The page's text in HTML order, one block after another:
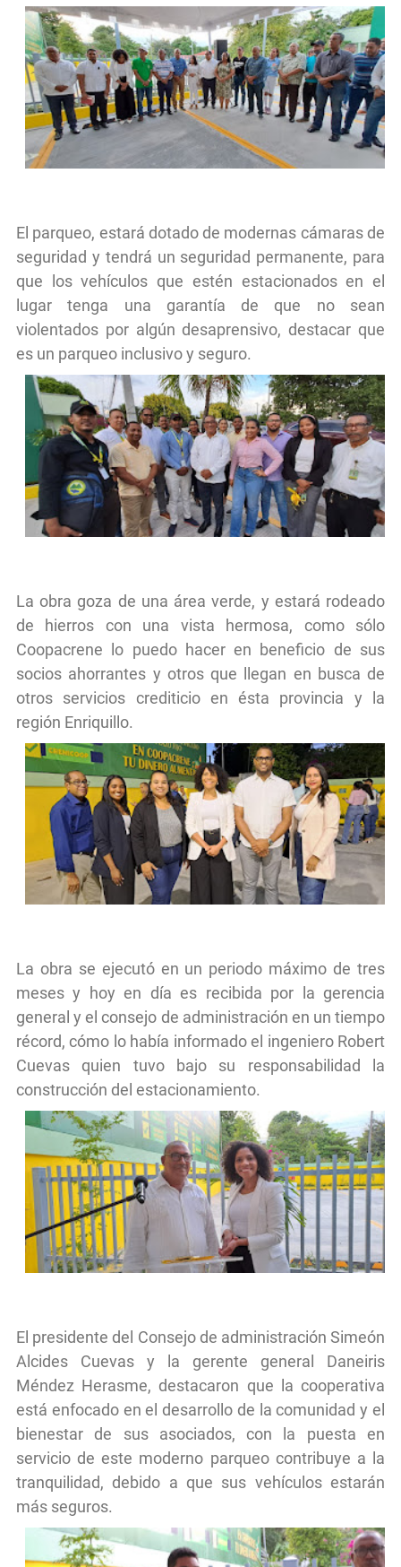
El parqueo, estará dotado de modernas cámaras de
seguridad y tendrá un seguridad permanente, para
que los vehículos que estén estacionados en el
lugar tenga una garantía de que no sean
violentados por algún desaprensivo, destacar que
es un parqueo inclusivo y seguro.
La obra goza de una área verde, y estará rodeado
de hierros con una vista hermosa, como sólo
Coopacrene lo puedo hacer en beneficio de sus
socios ahorrantes y otros que llegan en busca de
otros servicios crediticio en ésta provincia y la
región Enriquillo.
La obra se ejecutó en un periodo máximo de tres
meses y hoy en día es recibida por la gerencia
general y el consejo de administración en un tiempo
récord, cómo lo había informado el ingeniero Robert
Cuevas quien tuvo bajo su responsabilidad la
construcción del estacionamiento.
El presidente del Consejo de administración Simeón
Alcides Cuevas y la gerente general Daneiris
Méndez Herasme, destacaron que la cooperativa
está enfocado en el desarrollo de la comunidad y el
bienestar de sus asociados, con la puesta en
servicio de este moderno parqueo contribuye a la
tranquilidad, debido a que sus vehículos estarán
más seguros.